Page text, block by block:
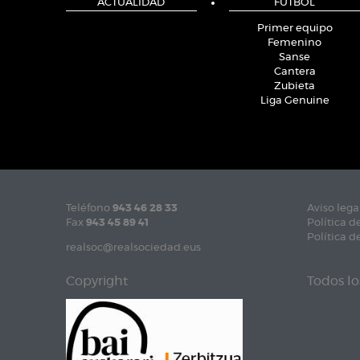
ACTUALIDAD FÚTBOL
Primer equipo
Femenino
Sanse
Cantera
Zubieta
Liga Genuine
Teléfono 943 46 28 33
Fax 943 45 89 41
realsoc@realsociedad.eus
Aviso
Política
Política
Copyright Todos